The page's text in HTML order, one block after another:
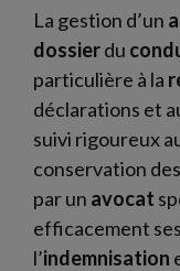
La gestion d’un
dossierdu
particulière à la
déclarations et
suivi rigoureux
conservation
par un avocat
efficacement
l’indemnisation